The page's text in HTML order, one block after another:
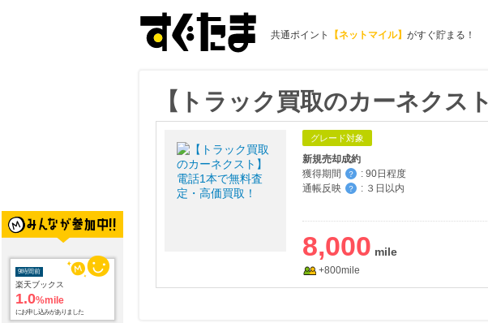
共通ポイント 【ネットマイル】 がすぐ貯まる！
9時間前
楽天ブックス
1.0%mile
にお申し込みがありました
【トラック買取のカーネクス
グレード対象
新規売却成約
獲得期間
？ : 90日程度
通帳反映
？ : ３日以内
8,000
+800mile